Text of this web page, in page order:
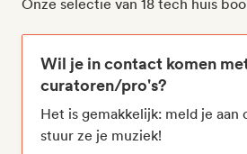
Onze selectie van 18 tech huis
Wil je in contact komen
curatoren/pro's?
Het is gemakkelijk: meld je aan
stuur ze je muziek!